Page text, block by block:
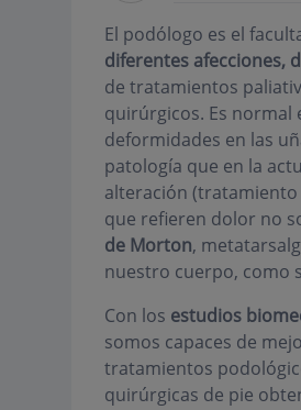
El podólogo es el
diferentes afecciones,
de tratamientos
quirúrgicos. Es
deformidades en las
patología que en la
alteración
que refieren dolor no
de Morton,
nuestro cuerpo, como
Con los estudios
somos capaces de
tratamientos
quirúrgicas de pie